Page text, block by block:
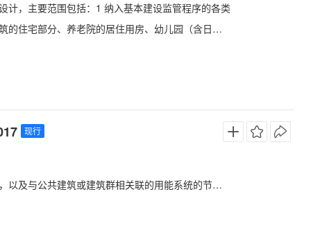
计，主要范围包括：1 纳入基本建设监管程序的各类
的住宅部分、养老院的居住用房、幼儿园（含日
现行
筑或建筑群相关联的用能系统的节能改造节能量核定工作。